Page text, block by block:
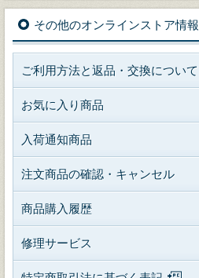
その他のオンラインストア情報
ご利用方法と返品・交換について
お気に入り商品
入荷通知商品
注文商品の確認・キャンセル
商品購入履歴
修理サービス